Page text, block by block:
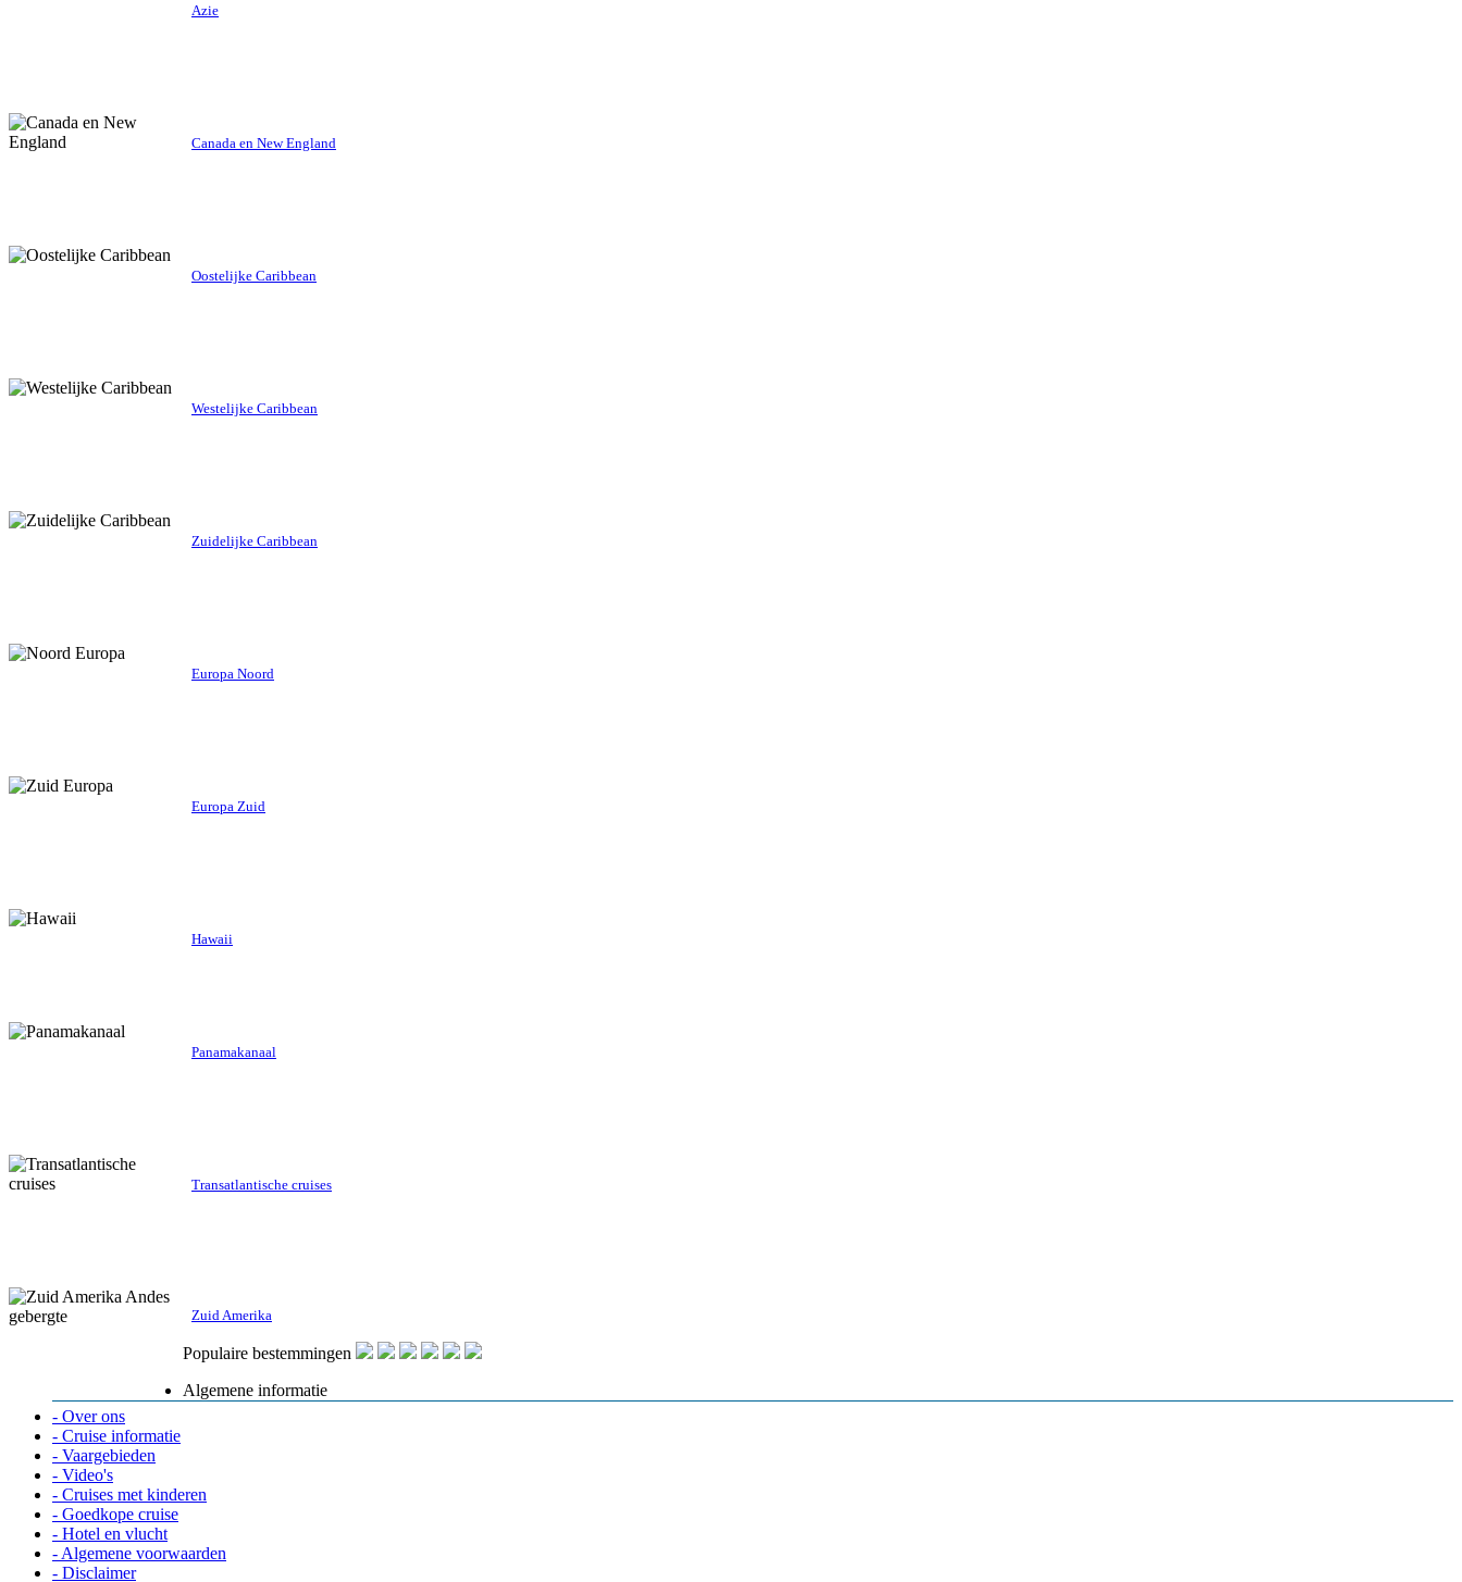
Azie
Canada en New England
Oostelijke Caribbean
Westelijke Caribbean
Zuidelijke Caribbean
Europa Noord
Europa Zuid
Hawaii
Panamakanaal
Transatlantische cruises
Zuid Amerika
Populaire bestemmingen
Algemene informatie
- Over ons
- Cruise informatie
- Vaargebieden
- Video's
- Cruises met kinderen
- Goedkope cruise
- Hotel en vlucht
- Algemene voorwaarden
- Disclaimer